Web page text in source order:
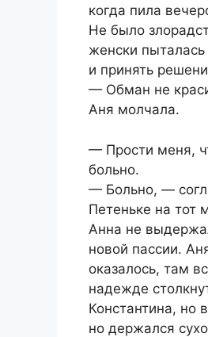
когда пила
Не было
женски
и принять
— Обман не
Аня молчала.
— Прости меня,
больно.
— Больно, —
Петеньке на тот
Анна не
новой пассии.
оказалось, там
надежде
Константина, но
но держался